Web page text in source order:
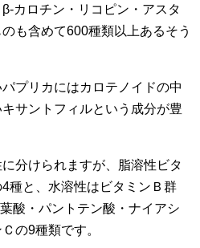
カロチン・リコピン・アスタ
も含めて600種類以上あるそう
プリカにはカロテノイドの中
サントフィルという成分が豊
分けられますが、脂溶性ビタ
種と、水溶性はビタミンＢ群
酸・パントテン酸・ナイアシ
の9種類です。